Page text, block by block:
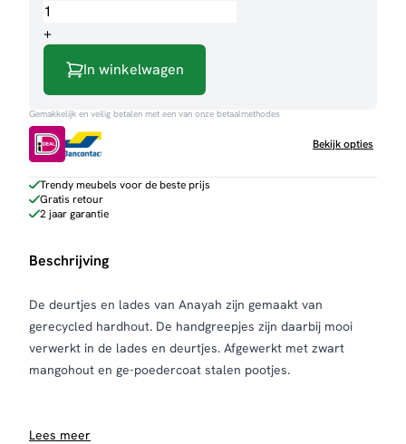
meubel
Anayah
+
In winkelwagen
Gemakkelijk en veilig betalen met een van onze betaalmethodes
Bekijk opties
Trendy meubels voor de beste prijs
Gratis retour
2 jaar garantie
Beschrijving
De deurtjes en lades van Anayah zijn gemaakt van
gerecycled hardhout. De handgreepjes zijn daarbij mooi
verwerkt in de lades en deurtjes. Afgewerkt met zwart
mangohout en ge-poedercoat stalen pootjes.
Lees meer